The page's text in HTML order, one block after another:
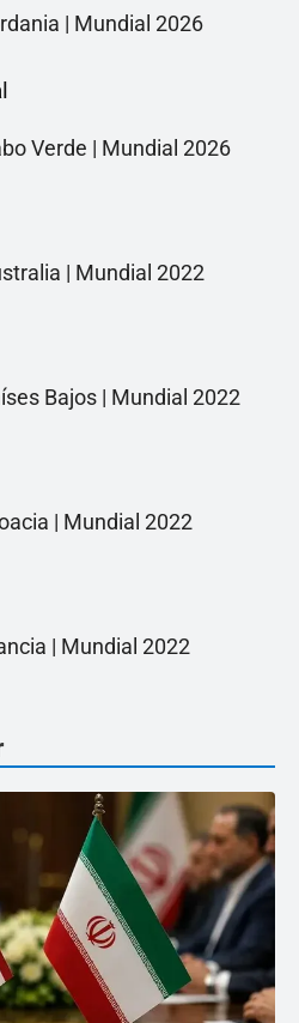
| Mundial 2026
Verde | Mundial 2026
| Mundial 2022
Bajos | Mundial 2022
| Mundial 2022
| Mundial 2022